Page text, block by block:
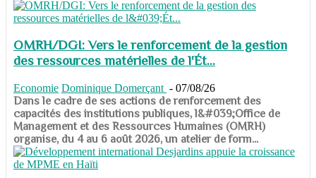
OMRH/DGI: Vers le renforcement de la gestion
des ressources matérielles de l'Ét...
Economie Dominique Domerçant - 07/08/26
Dans le cadre de ses actions de renforcement des
capacités des institutions publiques, l&#039;Office de
Management et des Ressources Humaines (OMRH)
organise, du 4 au 6 août 2026, un atelier de form...